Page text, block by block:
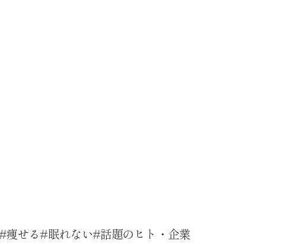
痩せる 眠れない 話題のヒト・企業